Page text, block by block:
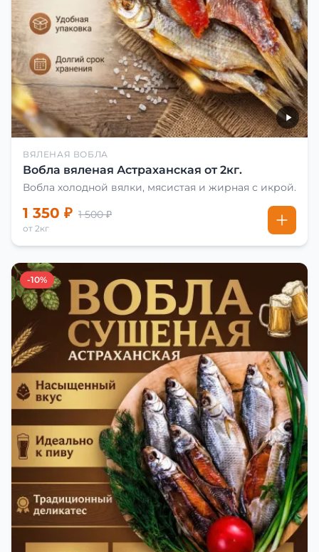
ВЯЛЕНАЯ ВОБЛА
Вобла вяленая Астраханская от 2кг.
Вобла холодной вялки, мясистая и жирная с икрой.
1 350 ₽ 1 500 ₽
от 2кг
-10%